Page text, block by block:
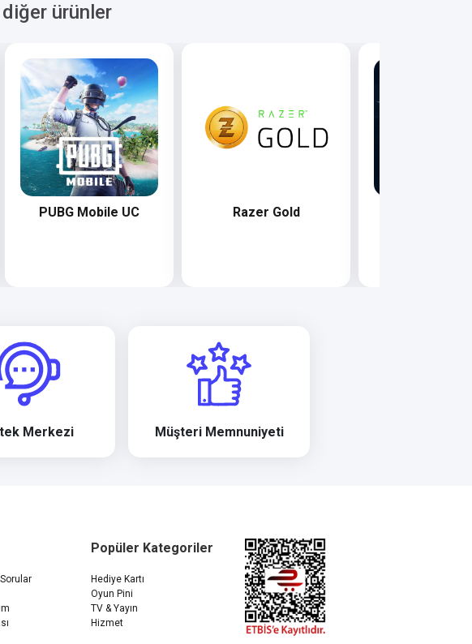
diğer ürünler
PUBG Mobile UC Razer Gold
Merkezi Müşteri Memnuniyeti
Popüler Kategoriler
Hediye Kartı
Oyun Pini
TV & Yayın
Hizmet